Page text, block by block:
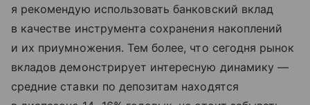
я рекомендую использовать банковский вклад
в качестве инструмента сохранения накоплений
и их приумножения. Тем более, что сегодня рынок
вкладов демонстрирует интересную динамику —
средние ставки по депозитам находятся